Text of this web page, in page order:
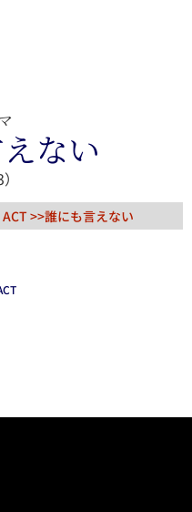
ない
ACT>>誰にも言えない